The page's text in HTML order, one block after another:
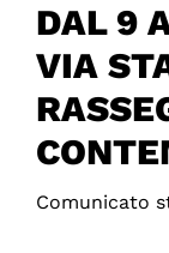
DAL 9
VIA
Comunicato